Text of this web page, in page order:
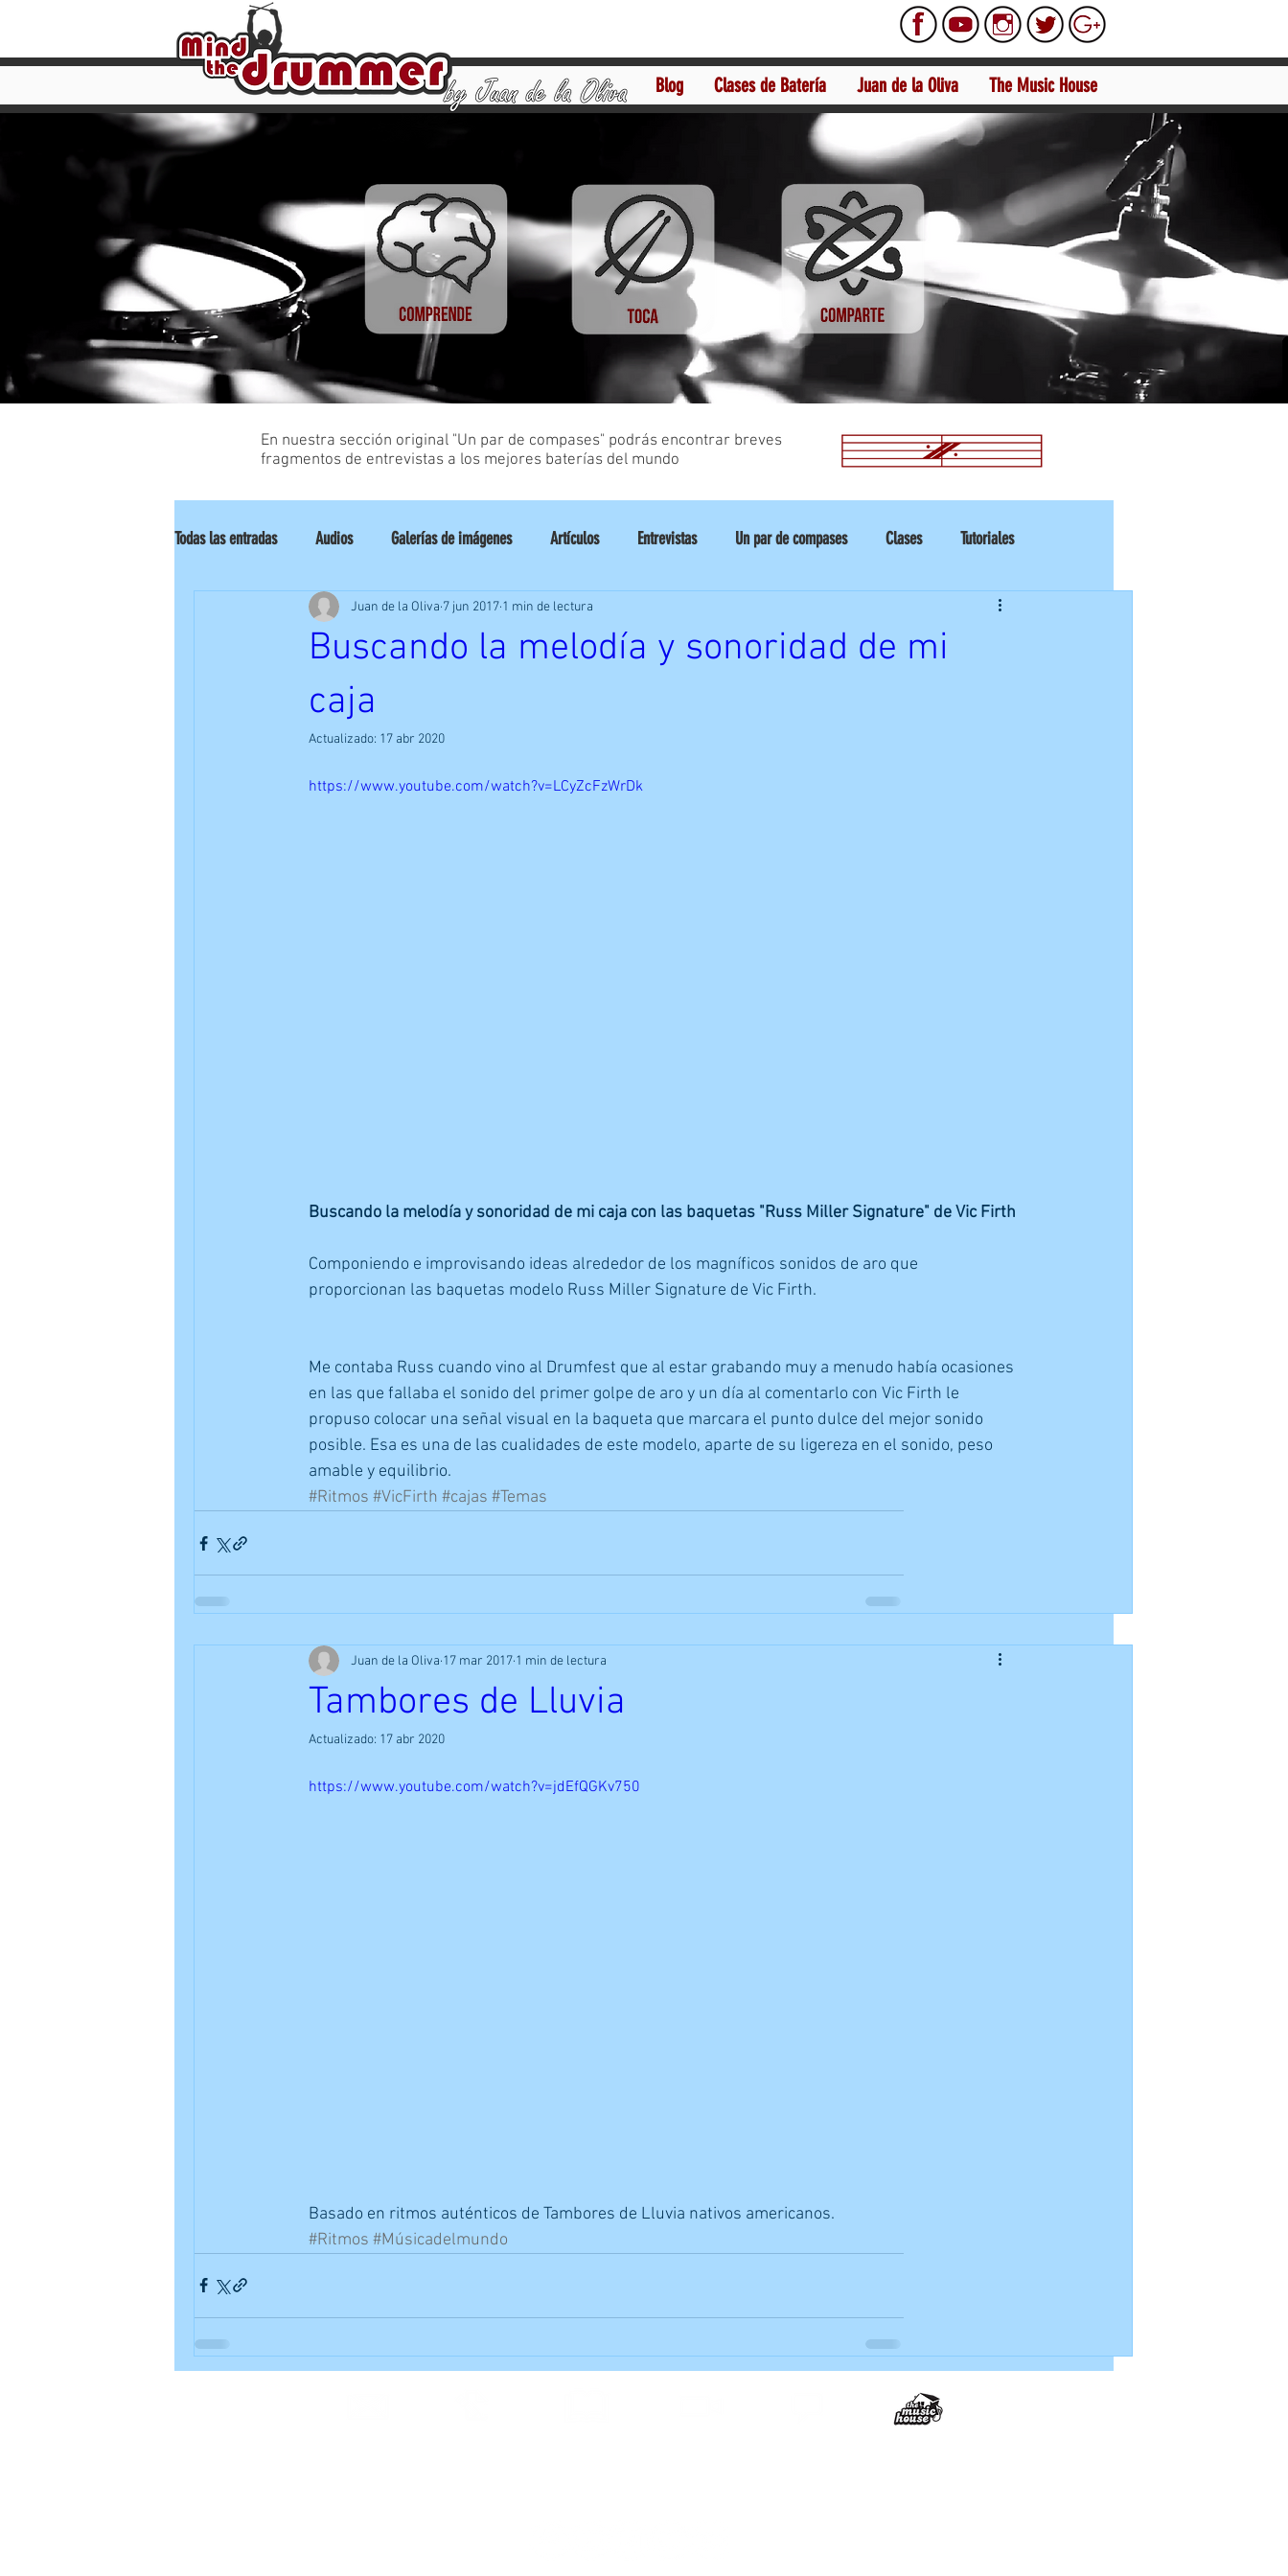
Blog Clases de Batería Juan de la Oliva The Music House
En nuestra sección original "Un par de compases" podrás encontrar breves
fragmentos de entrevistas a los mejores baterías del mundo
Todas las entradas Audios Galerías de imágenes Artículos Entrevistas Un par de compases Clases Tutoriales
Tocando Consejos Drumfest
Buscando la melodía y sonoridad de mi
caja
Juan de la Oliva 7 jun 2017 1 min de lectura
Actualizado: 17 abr 2020
https://www.youtube.com/watch?v=LCyZcFzWrDk
Buscando la melodía y sonoridad de mi caja con las baquetas "Russ Miller Signature" de Vic Firth
Componiendo e improvisando ideas alrededor de los magníficos sonidos de aro que
proporcionan las baquetas modelo Russ Miller Signature de Vic Firth.
Me contaba Russ cuando vino al Drumfest que al estar grabando muy a menudo había ocasiones
en las que fallaba el sonido del primer golpe de aro y un día al comentarlo con Vic Firth le
propuso colocar una señal visual en la baqueta que marcara el punto dulce del mejor sonido
posible. Esa es una de las cualidades de este modelo, aparte de su ligereza en el sonido, peso
amable y equilibrio.
#Ritmos #VicFirth #cajas #Temas
Tambores de Lluvia
Juan de la Oliva 17 mar 2017 1 min de lectura
Actualizado: 17 abr 2020
https://www.youtube.com/watch?v=jdEfQGKv750
Basado en ritmos auténticos de Tambores de Lluvia nativos americanos.
#Ritmos #Músicadelmundo